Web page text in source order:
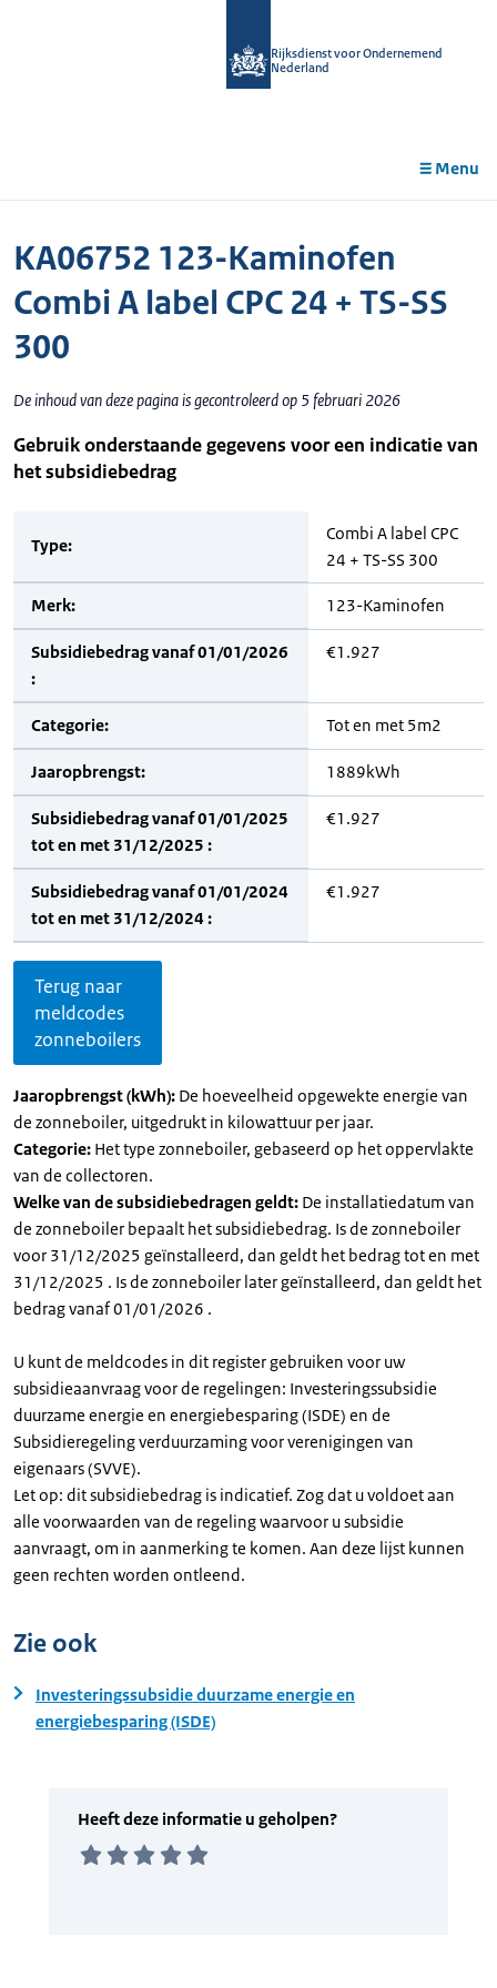
Rijksdienst voor Ondernemend
Nederland
Menu
KA06752 123-Kaminofen
Combi A label CPC 24 + TS-SS
300
De inhoud van deze pagina is gecontroleerd op 5 februari 2026
Gebruik onderstaande gegevens voor een indicatie van
het subsidiebedrag
Type:
Combi A label CPC
24 + TS-SS 300
Merk: 123-Kaminofen
Subsidiebedrag vanaf 01/01/2026
:
€1.927
Categorie: Tot en met 5m2
Jaaropbrengst: 1889kWh
Subsidiebedrag vanaf 01/01/2025
tot en met 31/12/2025 :
€1.927
Subsidiebedrag vanaf 01/01/2024
tot en met 31/12/2024 :
€1.927
Terug naar
meldcodes
zonneboilers
Jaaropbrengst (kWh): De hoeveelheid opgewekte energie van
de zonneboiler, uitgedrukt in kilowattuur per jaar.
Categorie: Het type zonneboiler, gebaseerd op het oppervlakte
van de collectoren.
Welke van de subsidiebedragen geldt: De installatiedatum van
de zonneboiler bepaalt het subsidiebedrag. Is de zonneboiler
voor 31/12/2025 geïnstalleerd, dan geldt het bedrag tot en met
31/12/2025 . Is de zonneboiler later geïnstalleerd, dan geldt het
bedrag vanaf 01/01/2026 .
U kunt de meldcodes in dit register gebruiken voor uw
subsidieaanvraag voor de regelingen: Investeringssubsidie
duurzame energie en energiebesparing (ISDE) en de
Subsidieregeling verduurzaming voor verenigingen van
eigenaars (SVVE).
Let op: dit subsidiebedrag is indicatief. Zog dat u voldoet aan
alle voorwaarden van de regeling waarvoor u subsidie
aanvraagt, om in aanmerking te komen. Aan deze lijst kunnen
geen rechten worden ontleend.
Zie ook
Investeringssubsidie duurzame energie en
energiebesparing (ISDE)